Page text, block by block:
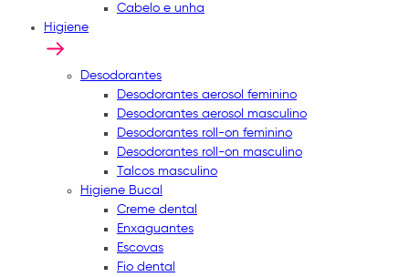
Cabelo e unha
Higiene
Desodorantes
Desodorantes aerosol feminino
Desodorantes aerosol masculino
Desodorantes roll-on feminino
Desodorantes roll-on masculino
Talcos masculino
Higiene Bucal
Creme dental
Enxaguantes
Escovas
Fio dental